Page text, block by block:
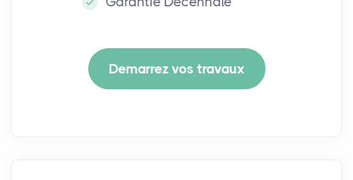
Demarrez vos travaux